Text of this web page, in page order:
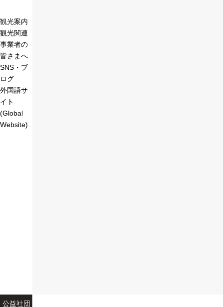
観光案内
観光関連
事業者の
皆さまへ
SNS・ブ
ログ
外国語サ
イト
(Global
Website)
公益社団